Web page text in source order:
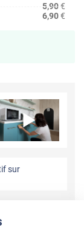
5,90€
6,90€
sur